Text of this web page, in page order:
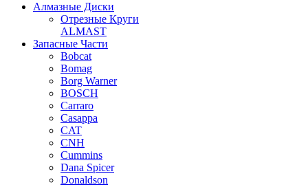
Алмазные Диски
Отрезные Круги
ALMAST
Запасные Части
Bobcat
Bomag
Borg Warner
BOSCH
Carraro
Casappa
CAT
CNH
Cummins
Dana Spicer
Donaldson